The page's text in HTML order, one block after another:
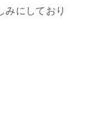
みにしており